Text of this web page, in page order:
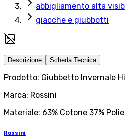
abbigliamento alta
giacche e giubbotti
Descrizione Scheda Tecnica
Prodotto: Giubbetto Invernale
Marca: Rossini
Materiale: 63% Cotone 37%
Rossini